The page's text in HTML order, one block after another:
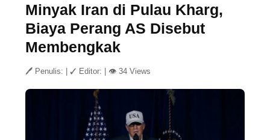
Minyak Iran di Pulau Kharg,
Biaya Perang AS Disebut
Membengkak
🖊 Penulis: ✓ Editor: 👁 34 Views